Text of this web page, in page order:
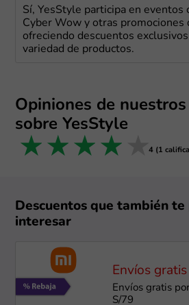
Sí, YesStyle participa en eventos
Cyber Wow y otras promociones
ofreciendo descuentos
variedad de productos.
Opiniones de
sobre YesStyle
5
4 stars
3 stars
2 stars
1 star 4 (1
Descuentos que también te
interesar
Envíos gratis
Envíos gratis
S/79